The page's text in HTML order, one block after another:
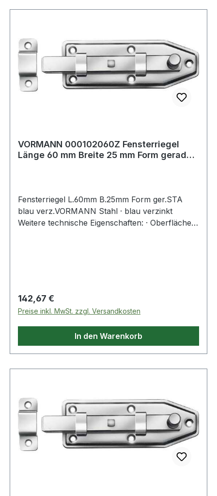
VORMANN 000102060Z Fensterriegel
Länge 60 mm Breite 25 mm Form gerade
Fensterriegel L.60mm B.25mm Form ger.STA
blau verz.VORMANN Stahl · blau verzinkt
Weitere technische Eigenschaften: · Oberfläche:
Regulärer Preis:
142,67 €
Preise inkl. MwSt. zzgl. Versandkosten
In den Warenkorb